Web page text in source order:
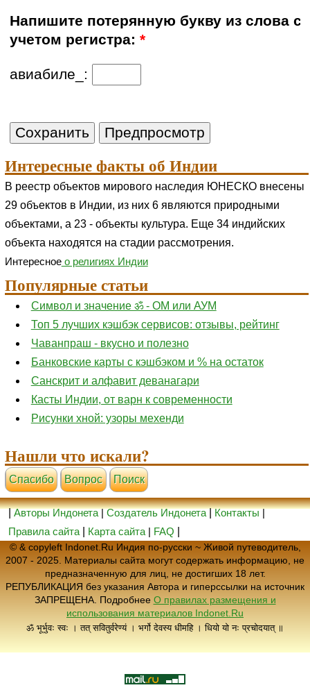
Напишите потерянную букву из слова с
учетом регистра:*
авиабиле_:
Интересные факты об Индии
В реестр объектов мирового наследия ЮНЕСКО внесены
29 объектов в Индии, из них 6 являются природными
объектами, а 23 - объекты культура. Еще 34 индийских
объекта находятся на стадии рассмотрения.
Интересноео религиях Индии
Популярные статьи
Символ и значение ॐ - ОМ или АУМ
Топ 5 лучших кэшбэк сервисов: отзывы, рейтинг
Чаванпраш - вкусно и полезно
Банковские карты с кэшбэком и % на остаток
Санскрит и алфавит деванагари
Касты Индии, от варн к современности
Рисунки хной: узоры мехенди
Нашли что искали?
Cпасибо Вопрос Поиск
|Авторы Индонета|Создатель Индонета|Контакты|
Правила сайта
Карта сайта | FAQ
© & copyleft Indonet.Ru Индия по-русски ~ Живой путеводитель,
2007 - 2025. Материалы сайта могут содержать информацию, не
предназначенную для лиц, не достигших 18 лет.
РЕПУБЛИКАЦИЯ без указания Автора и гиперссылки на источник
ЗАПРЕЩЕНА. Подробнее О правилах размещения и
использования материалов Indonet.Ru
ॐ भूर्भुवः स्वः । तत् सवितुर्वरेण्यं । भर्गो देवस्य धीमहि । धियो यो नः प्रचोदयात् ॥